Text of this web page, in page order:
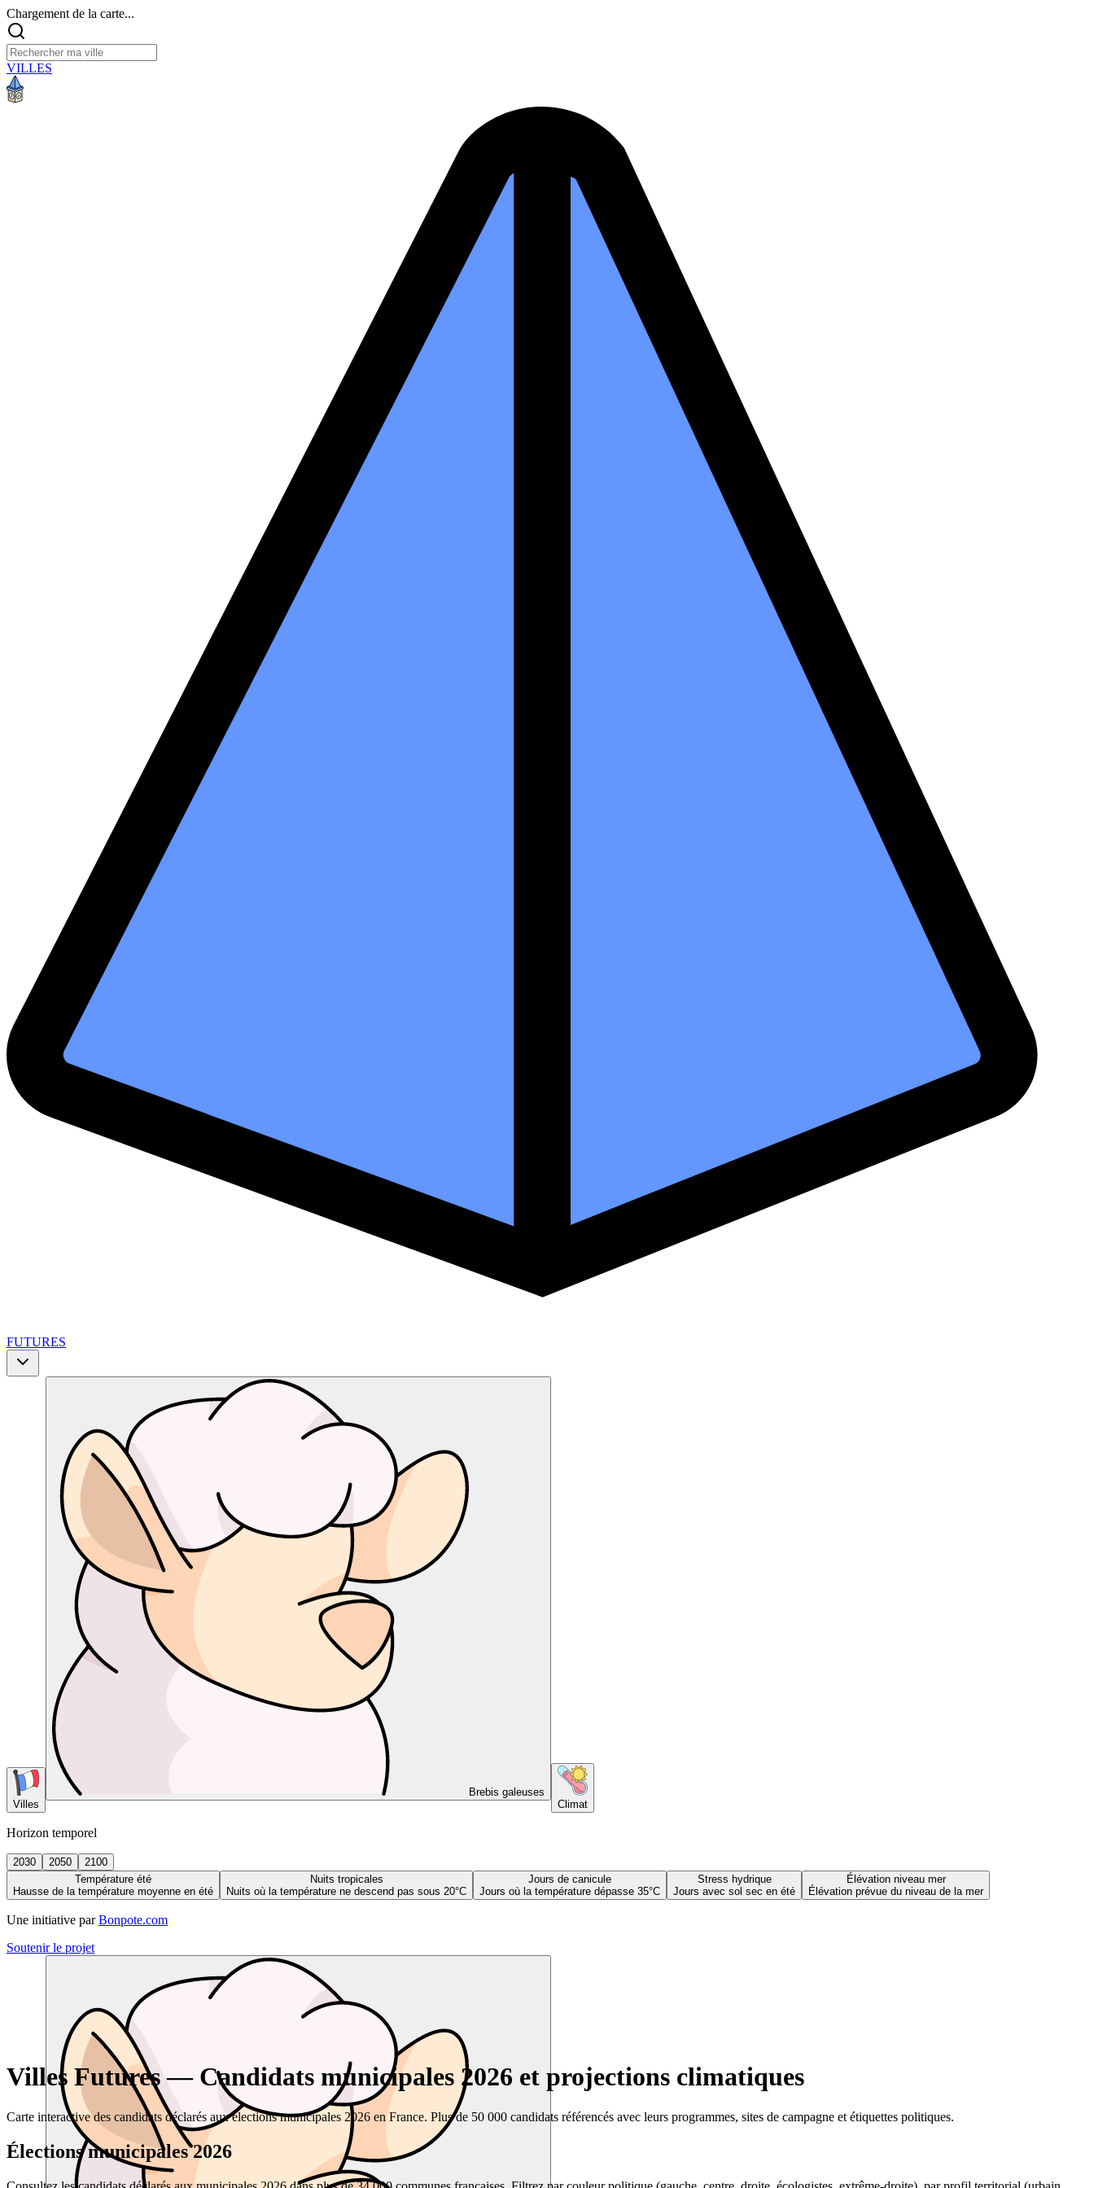
Chargement de la carte...
VILLES
FUTURES
Villes
Brebis galeuses
Climat
Horizon temporel
2030 2050
2100
Température été
Hausse de la température moyenne en été
Nuits tropicales
Nuits où la température ne descend pas sous 20°C
Jours de canicule
Jours où la température dépasse 35°C
Stress hydrique
Jours avec sol sec en été
Élévation niveau mer
Élévation prévue du niveau de la mer
Une initiative par Bonpote.com
Soutenir le projet
Villes Futures — Candidats municipales 2026 et projections climatiques
Carte interactive des candidats déclarés aux élections municipales 2026 en France. Plus de 50 000 candidats référencés avec leurs programmes, sites de campagne et étiquettes politiques.
Élections municipales 2026